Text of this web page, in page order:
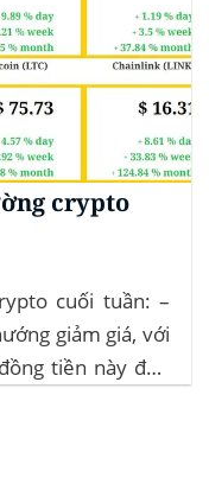
crypto
cuối tuần: –
giảm giá, với
tiền này đều